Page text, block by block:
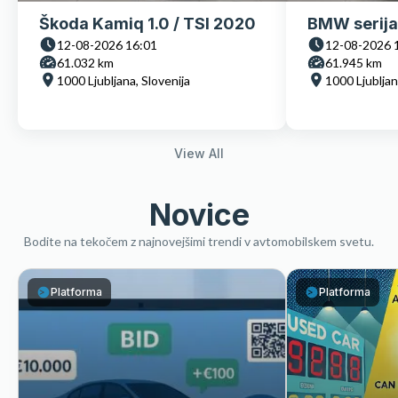
Škoda Kamiq 1.0 / TSI 2020
12-08-2026 16:01
61.032 km
1000 Ljubljana, Slovenija
BMW
12-08-2026
61.945 km
1000
View All
Novice
Bodite na tekočem z najnovejšimi trendi v avtomobilskem svetu.
Platforma Platforma